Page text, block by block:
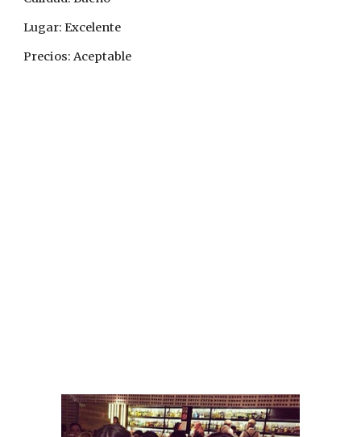
Lugar: Excelente
Precios: Aceptable